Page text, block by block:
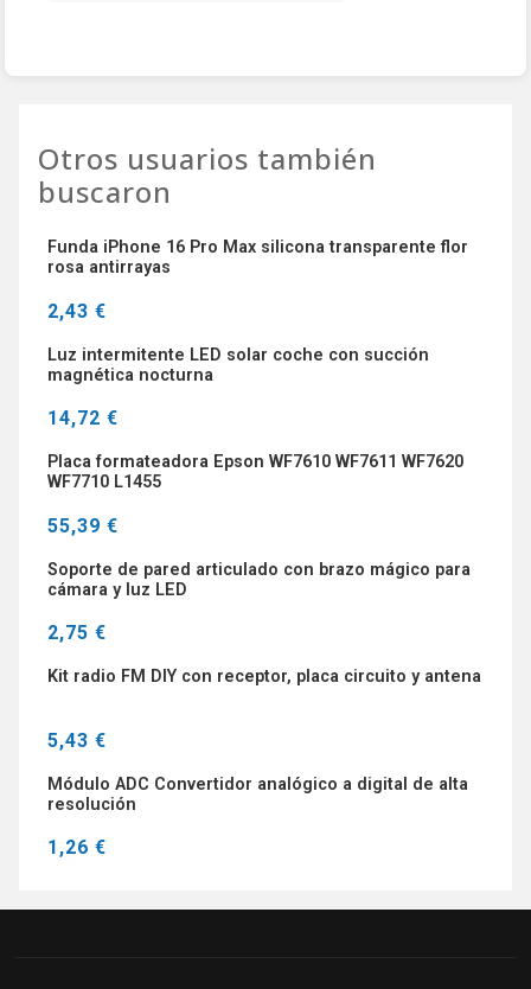
Otros usuarios también
buscaron
Funda iPhone 16 Pro Max silicona transparente flor
rosa antirrayas
2,43 €
Luz intermitente LED solar coche con succión
magnética nocturna
14,72 €
Placa formateadora Epson WF7610 WF7611 WF7620
WF7710 L1455
55,39 €
Soporte de pared articulado con brazo mágico para
cámara y luz LED
2,75 €
Kit radio FM DIY con receptor, placa circuito y antena
5,43 €
Módulo ADC Convertidor analógico a digital de alta
resolución
1,26 €